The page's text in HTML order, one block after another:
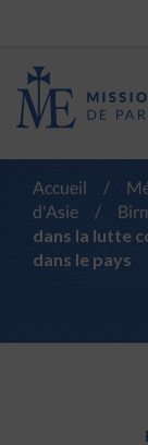
Accueil /
d'Asie
/
dans la lutte
dans le pays